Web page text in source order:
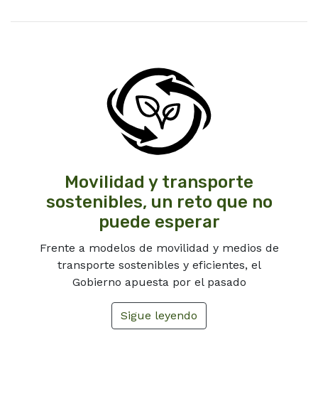
Movilidad y transporte
sostenibles, un reto que no
puede esperar
Frente a modelos de movilidad y medios de
transporte sostenibles y eficientes, el
Gobierno apuesta por el pasado
Sigue leyendo